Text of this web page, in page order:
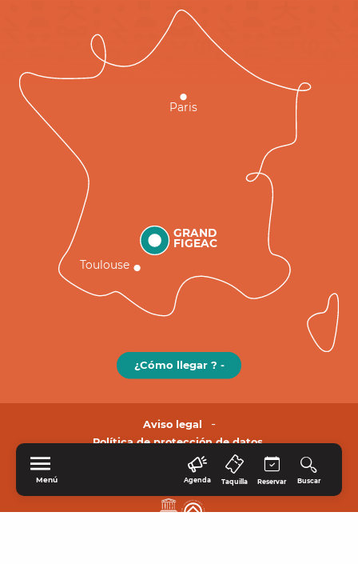
Menú Agenda Taquilla Reservar Buscar
GRAND
FIGEAC
Toulouse
Paris
¿Cómo llegar ? -
Aviso legal
Política de protección de datos.